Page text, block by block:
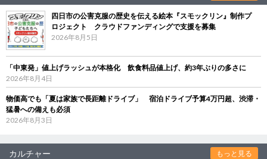
四日市の公害克服の歴史を伝える絵本『スモックリン』制作プ
ロジェクト クラウドファンディングで支援を募集
2026年8月5日
「中東発」値上げラッシュが本格化 飲食料品値上げ、約3年ぶりの多さに
2026年8月4日
物価高でも「夏は家族で長距離ドライブ」 宿泊ドライブ予算4万円超、渋滞・
猛暑への備えも必須
2026年8月3日
カルチャー もっと見る